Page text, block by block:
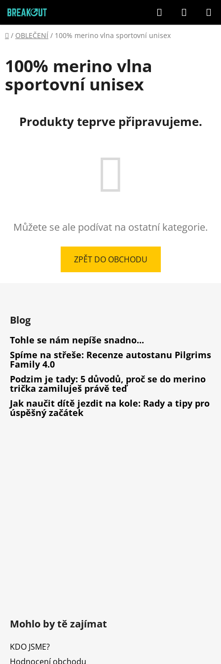
na
obsah
Hledat
KOŠÍK
Domů
/ OBLEČENÍ / 100% merino vlna sportovní unisex
100% merino vlna
sportovní unisex
Produkty teprve připravujeme.
Můžete se ale podívat na ostatní kategorie.
ZPĚT DO OBCHODU
Blog
Tohle se nám nepíše snadno...
Spíme na střeše: Recenze autostanu Pilgrims
Family 4.0
Podzim je tady: 5 důvodů, proč se do merino
trička zamiluješ právě teď
Jak naučit dítě jezdit na kole: Rady a tipy pro
úspěšný začátek
Mohlo by tě zajímat
KDO JSME?
Hodnocení obchodu